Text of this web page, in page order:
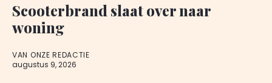
Scooterbrand slaat over naar
woning
VAN ONZE REDACTIE
augustus 9, 2026